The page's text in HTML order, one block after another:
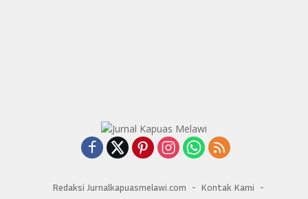
Redaksi Jurnalkapuasmelawi.com
Kontak Kami